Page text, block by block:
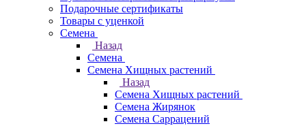
Подарочные сертификаты
Товары с уценкой
Семена
Назад
Семена
Семена Хищных растений
Назад
Семена Хищных растений
Семена Жирянок
Семена Саррацений